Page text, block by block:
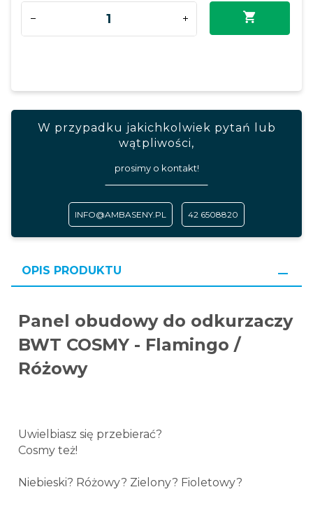
W przypadku jakichkolwiek pytań lub
wątpliwości,
prosimy o kontakt!
INFO@AMBASENY.PL 42 6508820
OPIS PRODUKTU
Panel obudowy do odkurzaczy
BWT COSMY - Flamingo /
Różowy
Uwielbiasz się przebierać?
Cosmy też!
Niebieski? Różowy? Zielony? Fioletowy?